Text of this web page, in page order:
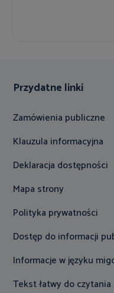
Przydatne linki
Zamówienia publiczne
Klauzula informacyjna
Deklaracja dostępności
Mapa strony
Polityka prywatności
Dostęp do informacji
Informacje w języku
Tekst łatwy do czytania